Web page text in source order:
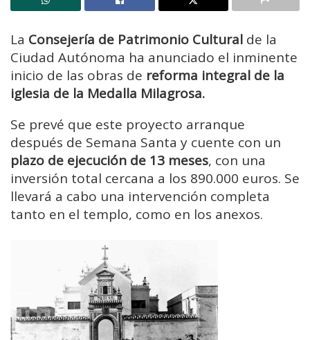
La Consejería de Patrimonio Cultural de la
Ciudad Autónoma ha anunciado el inminente
inicio de las obras de reforma integral de la
iglesia de la Medalla Milagrosa.
Se prevé que este proyecto arranque
después de Semana Santa y cuente con un
plazo de ejecución de 13 meses, con una
inversión total cercana a los 890.000 euros. Se
llevará a cabo una intervención completa
tanto en el templo, como en los anexos.